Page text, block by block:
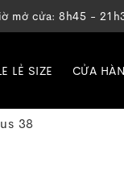
mở cửa: 8h45 -
LẺ SIZE CỬA
38